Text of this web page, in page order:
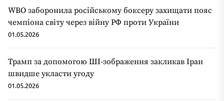
WBO заборонила російському боксеру захищати пояс
чемпіона світу через війну РФ проти України
01.05.2026
Трамп за допомогою ШІ-зображення закликав Іран
швидше укласти угоду
01.05.2026